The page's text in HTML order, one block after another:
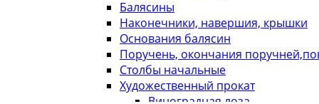
Балясины
Наконечники, навершия, крышки
Основания балясин
Поручень, окончания
Столбы начальные
Художественный прокат